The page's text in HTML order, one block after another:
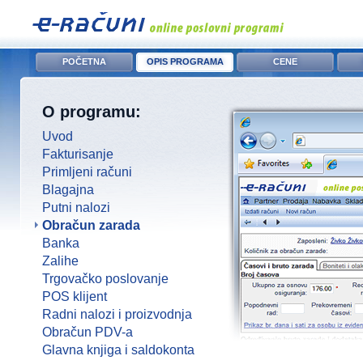
POČETNA OPIS PROGRAMA CENE
O programu:
Uvod
Fakturisanje
Primljeni računi
Blagajna
Putni nalozi
Obračun zarada
Banka
Zalihe
Trgovačko poslovanje
POS klijent
Radni nalozi i proizvodnja
Obračun PDV-a
Glavna knjiga i saldokonta